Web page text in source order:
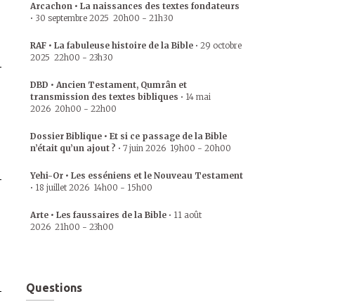
Arcachon • La naissances des textes fondateurs
• 30 septembre 2025 20h00 - 21h30
RAF • La fabuleuse histoire de la Bible • 29 octobre
2025 22h00 - 23h30
DBD • Ancien Testament, Qumrân et
transmission des textes bibliques • 14 mai
2026 20h00 - 22h00
Dossier Biblique • Et si ce passage de la Bible
n’était qu’un ajout ? • 7 juin 2026 19h00 - 20h00
Yehi-Or • Les esséniens et le Nouveau Testament
• 18 juillet 2026 14h00 - 15h00
Arte • Les faussaires de la Bible • 11 août
2026 21h00 - 23h00
Questions